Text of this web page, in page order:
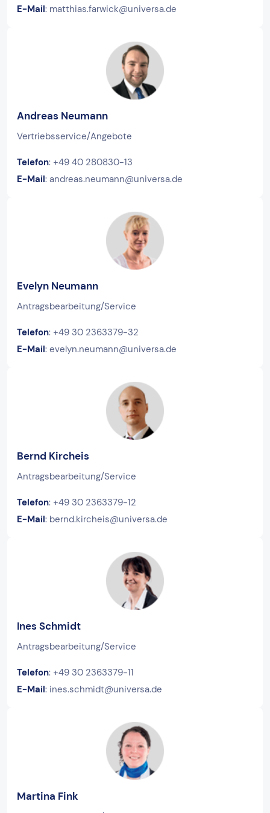
E-Mail: matthias.farwick@universa.de
Andreas Neumann
Vertriebsservice/Angebote
Telefon: +49 40 280830-13
E-Mail: andreas.neumann@universa.de
Evelyn Neumann
Antragsbearbeitung/Service
Telefon: +49 30 2363379-32
E-Mail: evelyn.neumann@universa.de
Bernd Kircheis
Antragsbearbeitung/Service
Telefon: +49 30 2363379-12
E-Mail: bernd.kircheis@universa.de
Ines Schmidt
Antragsbearbeitung/Service
Telefon: +49 30 2363379-11
E-Mail: ines.schmidt@universa.de
Martina Fink